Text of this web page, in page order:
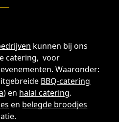
kunnen bij ons
catering, voor
Waaronder:
BBQ-catering
) en halal catering.
en belegde broodjes